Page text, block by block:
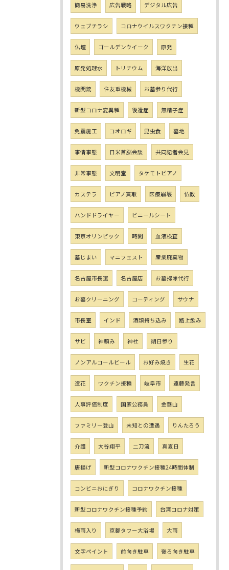
簡易洗浄 広告戦略 デジタル広告
ウェブチラシ コロナウイルスワクチン接種
仏壇 ゴールデンウイーク 原発
原発処理水 トリチウム 海洋放出
機関銃 住友重機械 お墓参り代行
新型コロナ変異種 後遺症 無精子症
免震施工 コオロギ 昆虫食 墓地
事情事態 日米首脳会談 共同記者会見
非常事態 文明堂 タケモトピアノ
カステラ ピアノ買取 医療崩壊 仏教
ハンドドライヤー ビニールシート
東京オリンピック 時間 血液検査
墓じまい マニフェスト 産業廃棄物
名古屋市長選 名古屋店 お墓掃除代行
お墓クリーニング コーティング サウナ
市長室 インド 酒類持ち込み 路上飲み
サビ 神頼み 神社 朔日参り
ノンアルコールビール お好み焼き 生花
造花 ワクチン接種 岐阜市 遠藤発言
人事評価制度 国家公務員 金華山
ファミリー登山 未知との遭遇 りんたろう
介護 大谷翔平 二刀流 真夏日
唐揚げ 新型コロナワクチン接種24時間体制
コンビニおにぎり コロナワクチン接種
新型コロナワクチン接種予約 台湾コロナ対策
梅雨入り 京都タワー大浴場 大雨
文字ペイント 前向き駐車 後ろ向き駐車